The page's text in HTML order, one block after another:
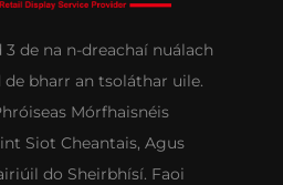
3 de na n-dreachaí nuálach
bharr an tsoláthar uile.
Mórfhaisnéis
Siot Cheantais, Agus
do Sheirbhísí. Faoi